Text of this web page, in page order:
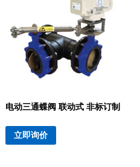
电动三通蝶阀 联动式 非标订制
立即询价